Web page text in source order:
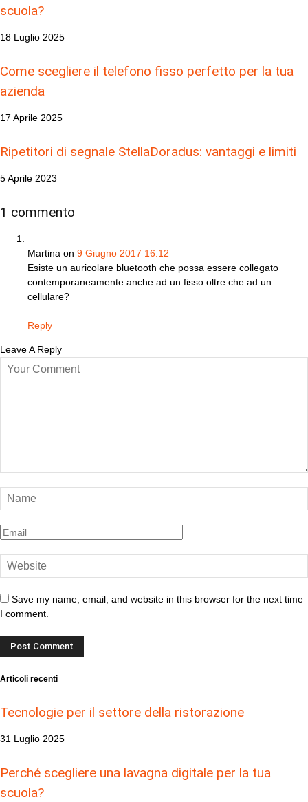
scuola?
18 Luglio 2025
Come scegliere il telefono fisso perfetto per la tua
azienda
17 Aprile 2025
Ripetitori di segnale StellaDoradus: vantaggi e limiti
5 Aprile 2023
1 commento
Martina on 9 Giugno 2017 16:12
Esiste un auricolare bluetooth che possa essere collegato
contemporaneamente anche ad un fisso oltre che ad un
cellulare?
Reply
Leave A Reply
Save my name, email, and website in this browser for the next time
I comment.
Articoli recenti
Tecnologie per il settore della ristorazione
31 Luglio 2025
Perché scegliere una lavagna digitale per la tua
scuola?